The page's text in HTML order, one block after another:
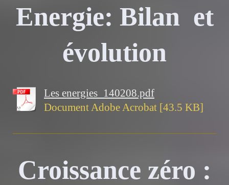
Energie: Bilan et
évolution
Les energies_140208.pdf
Document Adobe Acrobat [43.5 KB]
Croissance zéro :